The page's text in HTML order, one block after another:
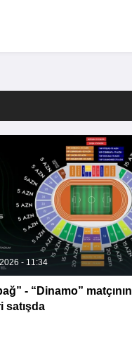
- 11:34
- “Dinamo” matçının
satışda